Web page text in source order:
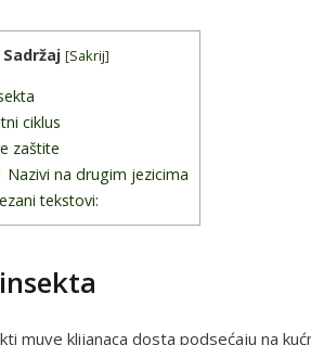
Sadržaj [Sakrij]
ciklus
zaštite
Nazivi na drugim jezicima
tekstovi:
muve klijanaca dosta podsećaju na